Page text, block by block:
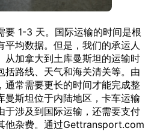
要 1-3 天。国际运输的时间是根
平均数据。但是，我们的承运人
从加拿大到土库曼斯坦的运输时
括路线、天气和海关清关等。由
通常需要更长的时间才能完成整
曼斯坦位于内陆地区，卡车运输
于涉及到国际运输，还需要支付
他杂费。通过Gettransport.com